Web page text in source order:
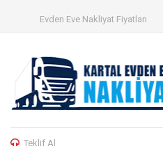
Evden Eve Nakliyat Fiyatları
Teklif Al